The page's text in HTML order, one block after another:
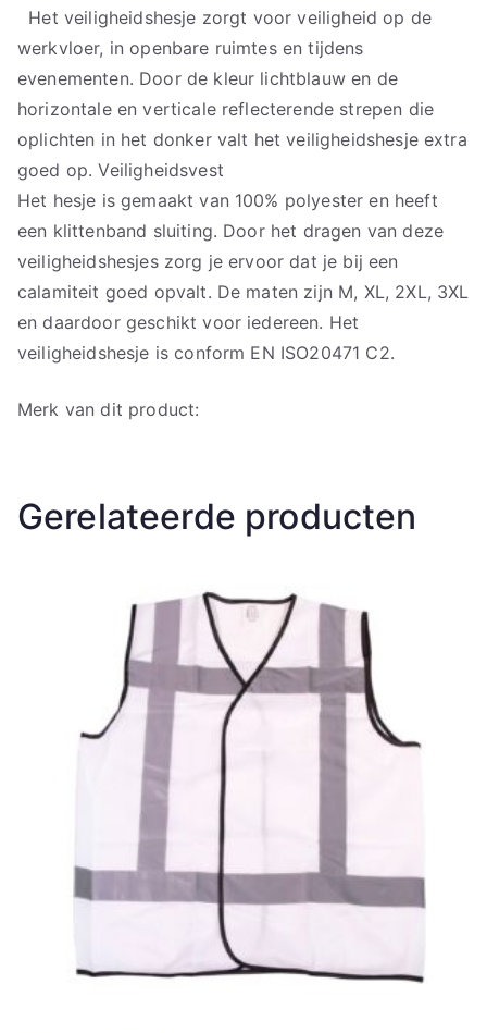
Het veiligheidshesje zorgt voor veiligheid op de
werkvloer, in openbare ruimtes en tijdens
evenementen. Door de kleur lichtblauw en de
horizontale en verticale reflecterende strepen die
oplichten in het donker valt het veiligheidshesje extra
goed op. Veiligheidsvest
Het hesje is gemaakt van 100% polyester en heeft
een klittenband sluiting. Door het dragen van deze
veiligheidshesjes zorg je ervoor dat je bij een
calamiteit goed opvalt. De maten zijn M, XL, 2XL, 3XL
en daardoor geschikt voor iedereen. Het
veiligheidshesje is conform EN ISO20471 C2.
Merk van dit product:
Gerelateerde producten